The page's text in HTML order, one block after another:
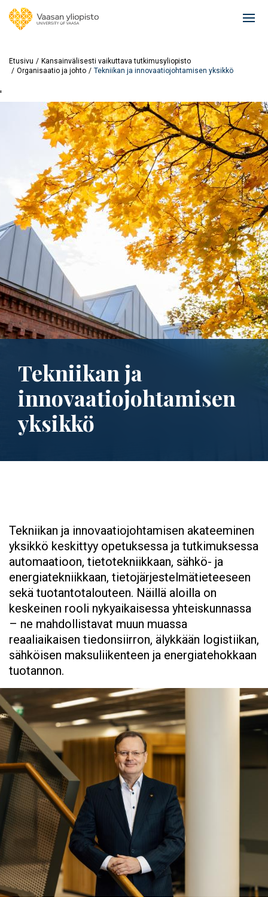
Etusivu
Kansainvälisesti vaikuttava tutkimusyliopisto
Organisaatio ja johto
Tekniikan ja innovaatiojohtamisen yksikkö
'
Tekniikan ja
innovaatiojohtamisen
yksikkö
Tekniikan ja innovaatiojohtamisen akateeminen
yksikkö keskittyy opetuksessa ja tutkimuksessa
automaatioon, tietotekniikkaan, sähkö- ja
energiatekniikkaan, tietojärjestelmätieteeseen
sekä tuotantotalouteen. Näillä aloilla on
keskeinen rooli nykyaikaisessa yhteiskunnassa
– ne mahdollistavat muun muassa
reaaliaikaisen tiedonsiirron, älykkään logistiikan,
sähköisen maksuliikenteen ja energiatehokkaan
tuotannon.